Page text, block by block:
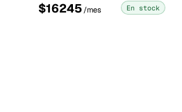
$16245 /mes En stock